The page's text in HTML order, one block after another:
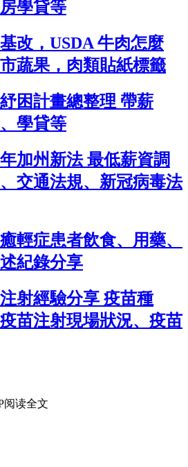
學貸等
改，USDA 牛肉怎麼
蔬果，肉類貼紙標籤
困計畫總整理 帶薪
學貸等
加州新法 最低薪資調
交通法規、新冠病毒法
輕症患者飲食、用藥、
紀錄分享
射經驗分享 疫苗種
苗注射現場狀況、疫苗
阅读全文